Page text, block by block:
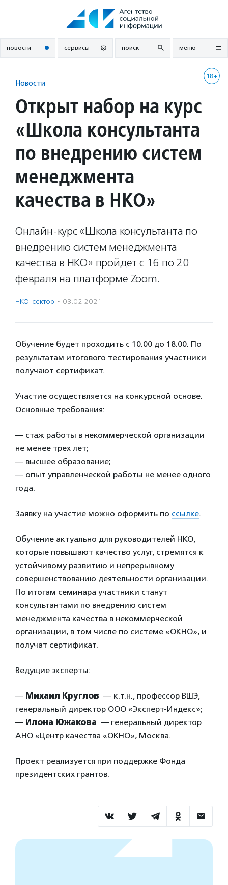
новости сервисы поиск меню
18+
Новости
Открыт набор на курс
«Школа консультанта
по внедрению систем
менеджмента
качества в НКО»
Онлайн-курс «Школа консультанта по
внедрению систем менеджмента
качества в НКО» пройдет с 16 по 20
февраля на платформе Zoom.
НКО-сектор · 03.02.2021
Обучение будет проходить с 10.00 до 18.00. По
результатам итогового тестирования участники
получают сертификат.
Участие осуществляется на конкурсной основе.
Основные требования:
— стаж работы в некоммерческой организации
не менее трех лет;
— высшее образование;
— опыт управленческой работы не менее одного
года.
Заявку на участие можно оформить по ссылке.
Обучение актуально для руководителей НКО,
которые повышают качество услуг, стремятся к
устойчивому развитию и непрерывному
совершенствованию деятельности организации.
По итогам семинара участники станут
консультантами по внедрению систем
менеджмента качества в некоммерческой
организации, в том числе по системе «ОКНО», и
получат сертификат.
Ведущие эксперты:
— Михаил Круглов — к.т.н., профессор ВШЭ,
генеральный директор ООО «Эксперт-Индекс»;
— Илона Южакова — генеральный директор
АНО «Центр качества «ОКНО», Москва.
Проект реализуется при поддержке Фонда
президентских грантов.